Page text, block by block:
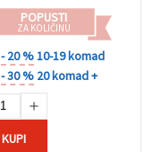
POPUSTI
ZA KOLIČINU
- 20 %10-19 komad
- 30 % 20 komad +
KUPI